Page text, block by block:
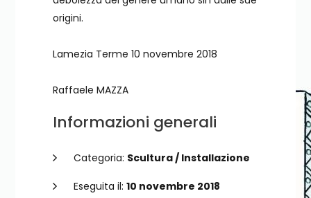
origini.
Lamezia Terme 10 novembre 2018
Raffaele MAZZA
Informazioni generali
Categoria: Scultura / Installazione
Eseguita il: 10 novembre 2018